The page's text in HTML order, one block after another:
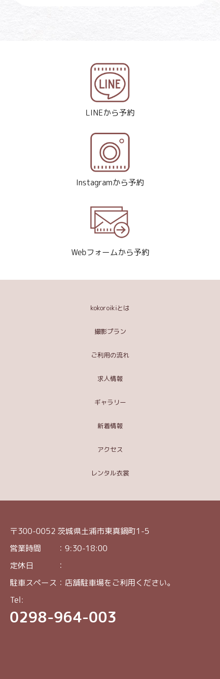
LINEから予約
Instagramから予約
Webフォームから予約
kokoroikiとは
撮影プラン
ご利用の流れ
求人情報
ギャラリー
新着情報
アクセス
レンタル衣裳
〒300-0052 茨城県土浦市東真鍋町1-5
営業時間 ：9:30-18:00
定休日 ：
駐車スペース：店舗駐車場をご利用ください。
Tel:
0298-964-003